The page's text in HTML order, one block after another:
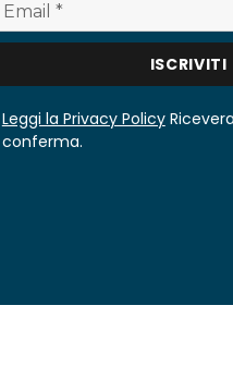
Leggi la Privacy Policy
conferma.